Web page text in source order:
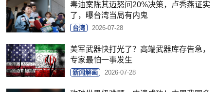
毒油案陈其迈怒问20%决策，卢秀燕证实
了，曝台湾当局有内鬼
台湾 2026-07-28
美军武器快打光了？高端武器库存告急，
专家最怕一事发生
新闻解画 2026-07-28